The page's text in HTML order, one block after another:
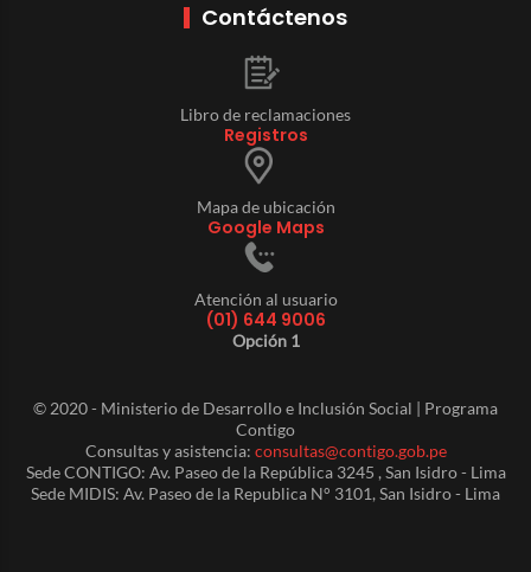
Contáctenos
Libro de reclamaciones
Registros
Mapa de ubicación
Google Maps
Atención al usuario
(01) 644 9006
Opción 1
© 2020 - Ministerio de Desarrollo e Inclusión Social | Programa
Contigo
Consultas y asistencia: consultas@contigo.gob.pe
Sede CONTIGO: Av. Paseo de la República 3245 , San Isidro - Lima
Sede MIDIS: Av. Paseo de la Republica N° 3101, San Isidro - Lima